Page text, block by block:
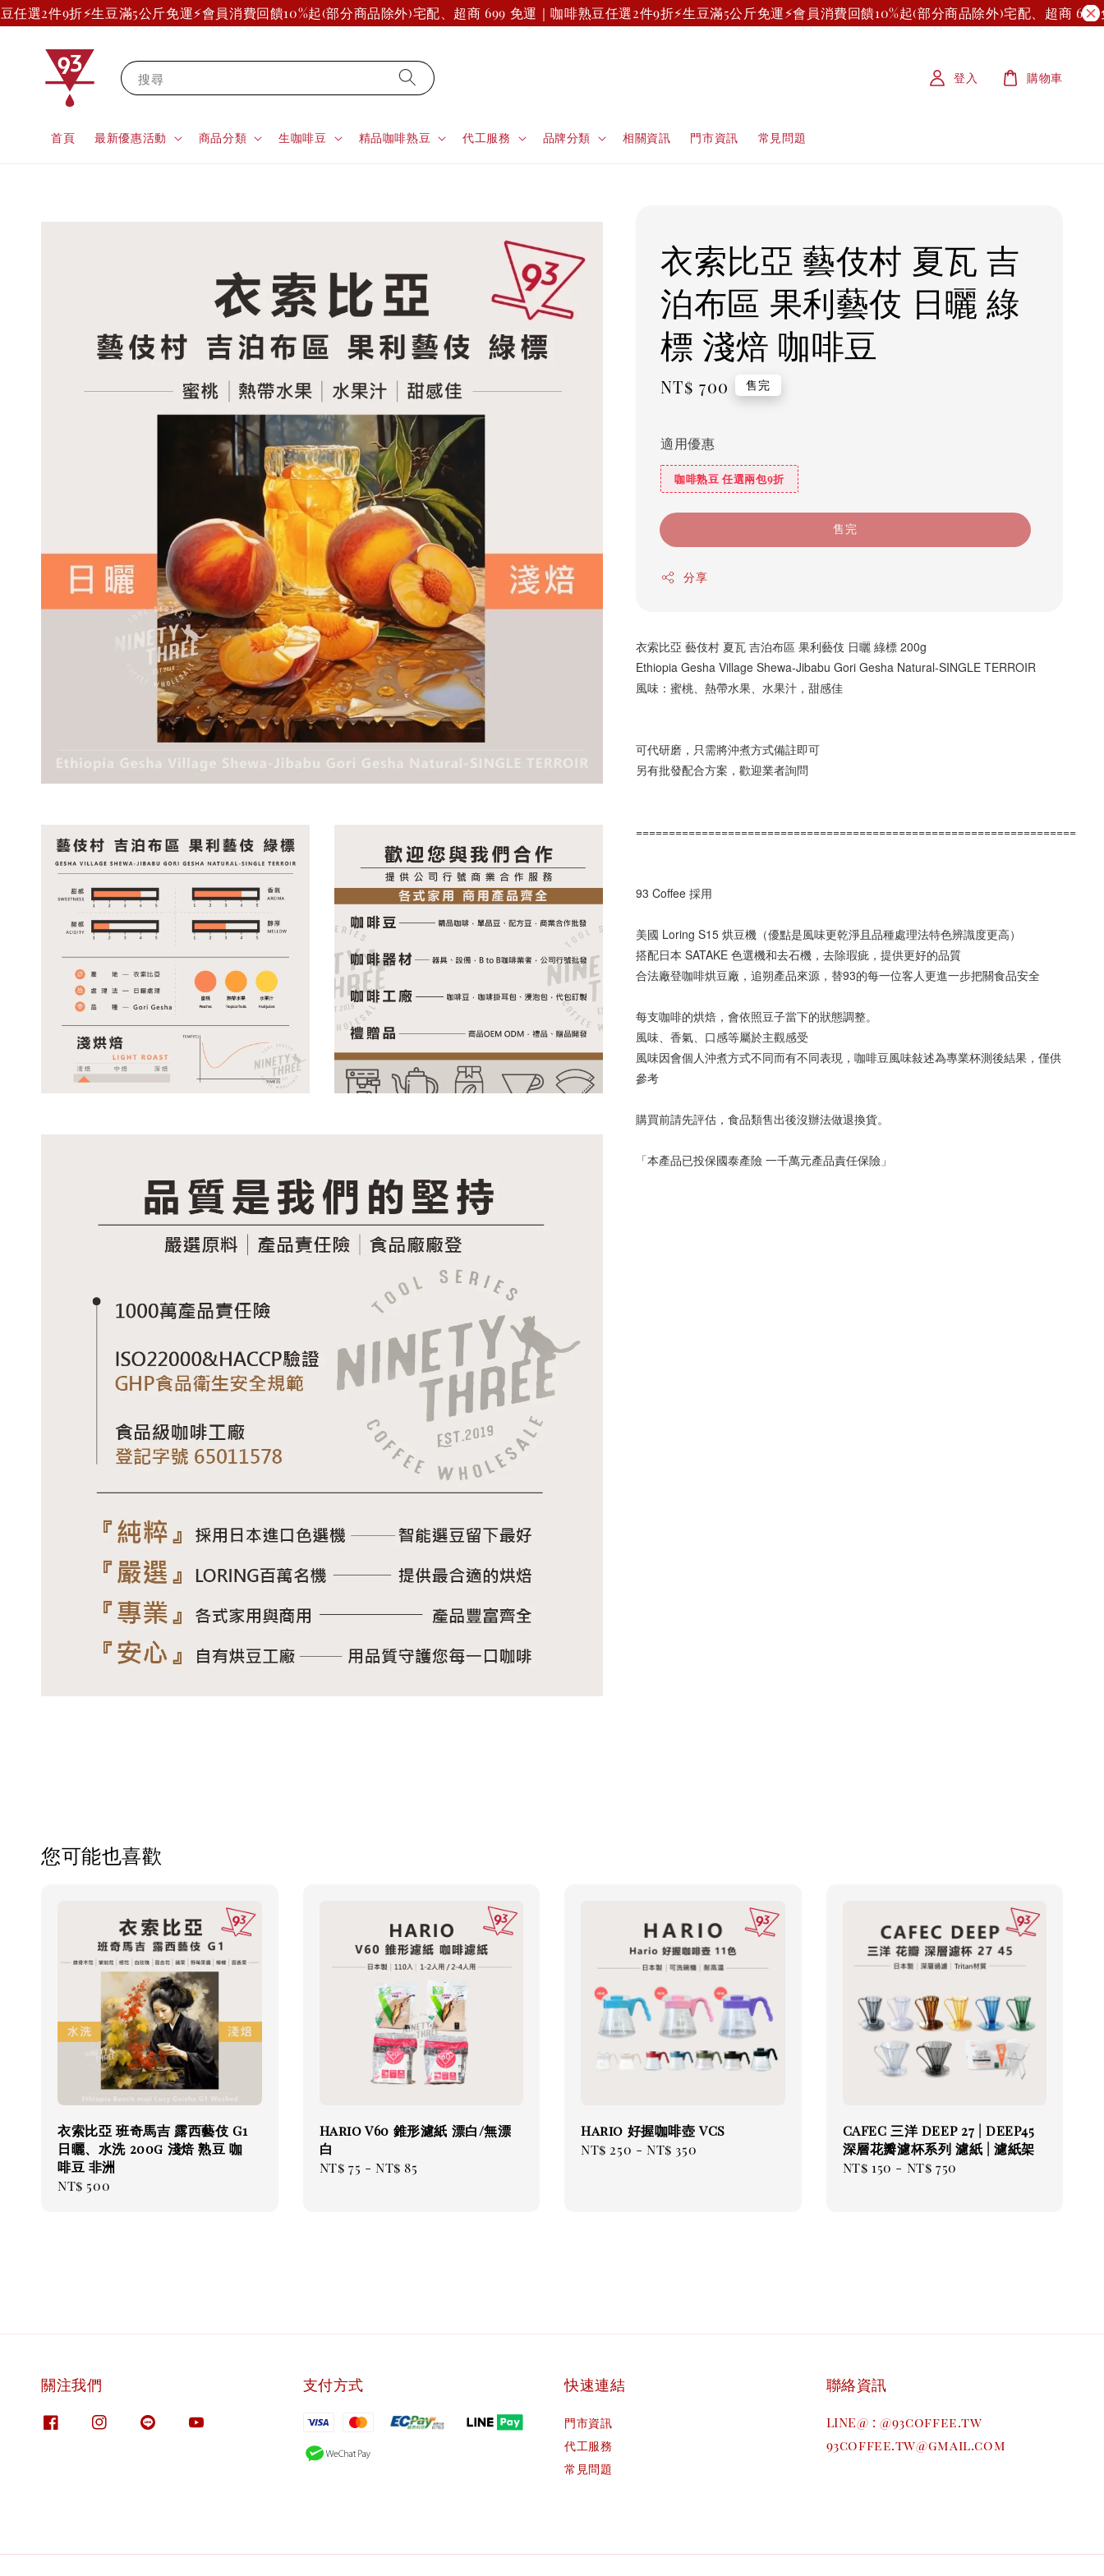
選2件9折⚡生豆滿5公斤免運⚡會員消費回饋10%起(部分商品除外)宅配、超商 699 免運｜咖啡熟豆任選2件9折⚡生豆滿5公斤免運⚡會員消費回饋10%起(部分商品除外)宅配、超商 699 免
搜尋
首頁 最新優惠活動 商品分類 生咖啡豆 精品咖啡熟豆 代工服務 品牌分類 相關資訊 門市資訊 常見問題
登入 購物車
衣索比亞 藝伎村 夏瓦 吉
泊布區 果利藝伎 日曬 綠
標 淺焙 咖啡豆
Regular
NT$ 700 售完
適用優惠
咖啡熟豆 任選兩包9折
售完
分享
衣索比亞 藝伎村 夏瓦 吉泊布區 果利藝伎 日曬 綠標 200g
Ethiopia Gesha Village Shewa-Jibabu Gori Gesha Natural-SINGLE TERROIR
風味：蜜桃、熱帶水果、水果汁，甜感佳
可代研磨，只需將沖煮方式備註即可
另有批發配合方案，歡迎業者詢問
===================================================================
93 Coffee 採用
美國 Loring S15 烘豆機（優點是風味更乾淨且品種處理法特色辨識度更高）
搭配日本 SATAKE 色選機和去石機，去除瑕疵，提供更好的品質
合法廠登咖啡烘豆廠，追朔產品來源，替93的每一位客人更進一步把關食品安全
每支咖啡的烘焙，會依照豆子當下的狀態調整。
風味、香氣、口感等屬於主觀感受
風味因會個人沖煮方式不同而有不同表現，咖啡豆風味敍述為專業杯測後結果，僅供
參考
購買前請先評估，食品類售出後沒辦法做退換貨。
「本產品已投保國泰產險 一千萬元產品責任保險」
您可能也喜歡
衣索比亞 班奇馬吉 露西藝伎 G1
日曬、水洗 200g 淺焙 熟豆 咖
啡豆 非洲
Regular
NT$ 500
Hario V60 錐形濾紙 漂白/無漂
白
Regular
NT$ 75 - NT$ 85
Hario 好握咖啡壺 VCS
Regular
NT$ 250 -NT$ 350
CAFEC 三洋 DEEP 27 | DEEP45
深層花瓣濾杯系列 濾紙 | 濾紙架
Regular
NT$ 150 - NT$ 750
關注我們 支付方式 快速連結
門市資訊
代工服務
常見問題
聯絡資訊
LINE@ : @93coffee.tw
93coffee.tw@gmail.com